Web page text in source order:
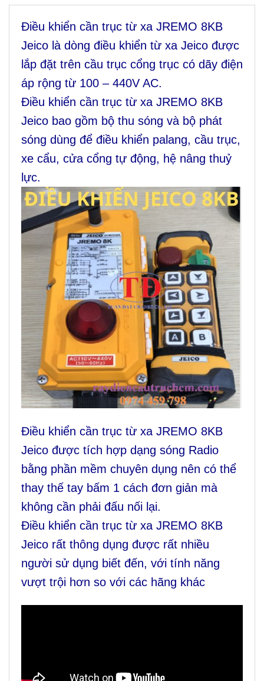
Điều khiển cần trục từ xa JREMO 8KB
Jeico là dòng điều khiển từ xa Jeico được
lắp đặt trên cầu trục cổng trục có dãy điện
áp rộng từ 100 – 440V AC.
Điều khiển cần trục từ xa JREMO 8KB
Jeico bao gồm bộ thu sóng và bộ phát
sóng dùng để điều khiển palang, cầu trục,
xe cẩu, cửa cổng tự động, hệ nâng thuỷ
lực.
Điều khiển cần trục từ xa JREMO 8KB
Jeico được tích hợp dạng sóng Radio
bằng phần mềm chuyên dụng nên có thể
thay thế tay bấm 1 cách đơn giản mà
không cần phải đấu nối lại.
Điều khiển cần trục từ xa JREMO 8KB
Jeico rất thông dụng được rất nhiều
người sử dụng biết đến, với tính năng
vượt trội hơn so với các hãng khác